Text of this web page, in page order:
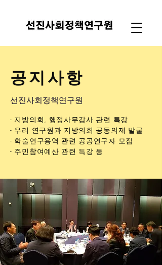
공지사항
선진사회정책연구원
- 지방의회, 행정사무감사 관련 특강
- 우리 연구원과 지방의회 공동의제 발굴
- 학술연구용역 관련 공공연구자 모집
- 주민참여예산 관련 특강 등